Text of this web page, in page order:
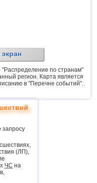
экран
по странам"
регион. Карта является
в "Перечне событий".
запросу
(ЛП),
ЧС на